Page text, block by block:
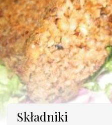
Składniki